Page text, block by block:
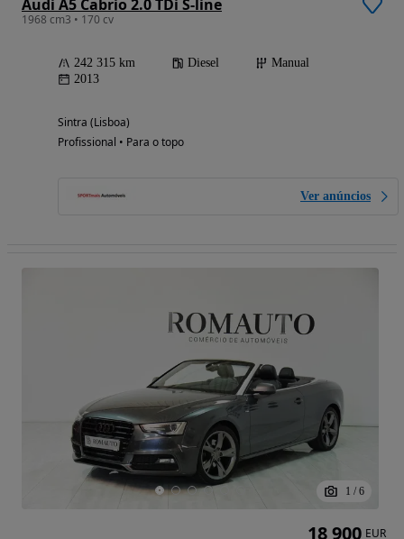
Audi A5 Cabrio 2.0 TDi S-line
1968 cm3 • 170 cv
242 315 km Diesel
Manual
2013
Sintra (Lisboa)
Profissional • Para o topo
Ver anúncios
1 / 6
18 900 EUR